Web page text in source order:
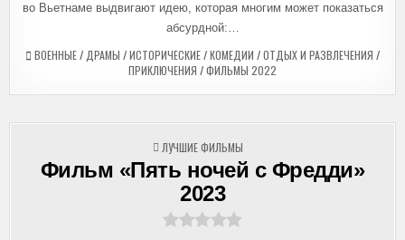
во Вьетнаме выдвигают идею, которая многим может показаться
абсурдной:…
ВОЕННЫЕ/ ДРАМЫ /ИСТОРИЧЕСКИЕ/КОМЕДИИ /ОТДЫХ И РАЗВЛЕЧЕНИЯ /
ПРИКЛЮЧЕНИЯ /ФИЛЬМЫ 2022
ОПУБЛИКОВАНО
В
ЛУЧШИЕ ФИЛЬМЫ
Фильм «Пять ночей с Фредди»
2023